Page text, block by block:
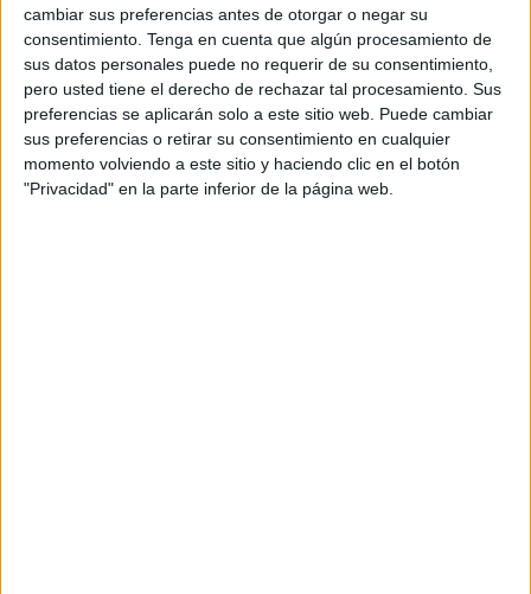
cambiar sus preferencias antes de otorgar o negar su
consentimiento. Tenga en cuenta que algún procesamiento de
sus datos personales puede no requerir de su consentimiento,
pero usted tiene el derecho de rechazar tal procesamiento. Sus
preferencias se aplicarán solo a este sitio web. Puede cambiar
sus preferencias o retirar su consentimiento en cualquier
momento volviendo a este sitio y haciendo clic en el botón
"Privacidad" en la parte inferior de la página web.